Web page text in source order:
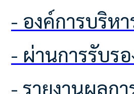
- องค์การบริ
- ผ่านการรับ
- รายงานผล